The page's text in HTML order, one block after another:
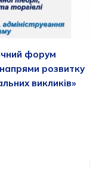
форум
розвитку
викликів»